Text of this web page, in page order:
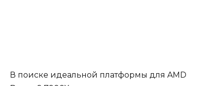
В поиске идеальной платформы для AMD